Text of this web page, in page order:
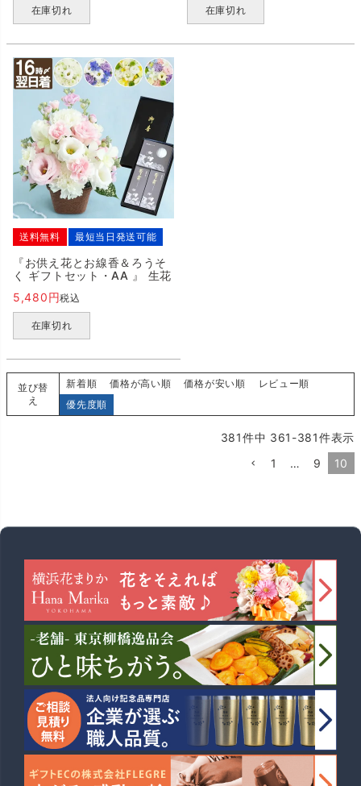
在庫切れ 在庫切れ
送料無料 最短当日発送可能
『お供え花とお線香＆ろうそ
く ギフトセット・AA 』 生花
5,480
税込
在庫切れ
並び替
え
新着順 価格が高い順 価格が安い順
レビュー順
優先度順
381件中 361 -381件表示
1
… 9 10